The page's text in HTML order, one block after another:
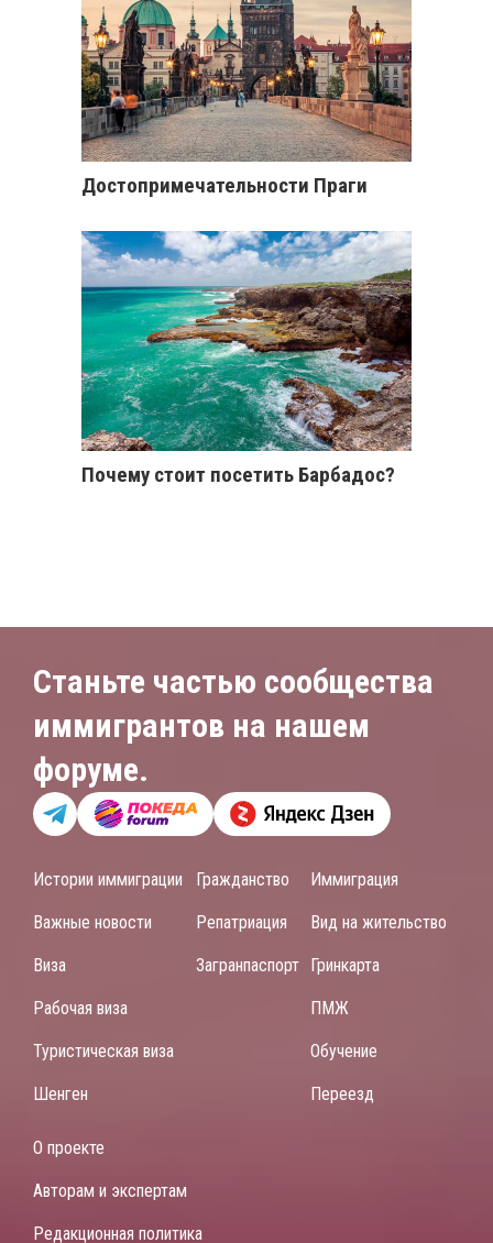
Достопримечательности Праги
Почему стоит посетить Барбадос?
Станьте частью сообщества
иммигрантов на нашем
форуме.
Истории иммиграции
Важные новости
Виза
Рабочая виза
Туристическая виза
Шенген
Гражданство
Репатриация
Загранпаспорт
Иммиграция
Вид на жительство
Гринкарта
ПМЖ
Обучение
Переезд
О проекте
Авторам и экспертам
Редакционная политика